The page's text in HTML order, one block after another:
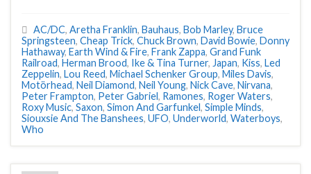
AC/DC, Aretha Franklin, Bauhaus, Bob Marley, Bruce
Springsteen, Cheap Trick, Chuck Brown, David Bowie, Donny
Hathaway, Earth Wind & Fire, Frank Zappa, Grand Funk
Railroad, Herman Brood, Ike & Tina Turner, Japan, Kiss, Led
Zeppelin, Lou Reed, Michael Schenker Group, Miles Davis,
Motörhead, Neil Diamond, Neil Young, Nick Cave, Nirvana,
Peter Frampton, Peter Gabriel, Ramones, Roger Waters,
Roxy Music, Saxon, Simon And Garfunkel, Simple Minds,
Siouxsie And The Banshees, UFO, Underworld, Waterboys,
Who